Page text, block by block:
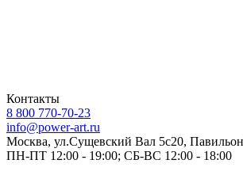
Контакты
8 800 770-70-23
info@power-art.ru
Москва, ул.Сущевский Вал 5с20,
ПН-ПТ 12:00 - 19:00; СБ-ВС 12:00 - 18:00